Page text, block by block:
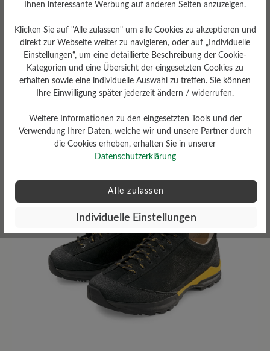
Sohlentyp
HikeTec Sohle aus PU,
Gummi, TPU und Nylon,
FIRMOFLEX im
Vorfußbereich
Bewertungen lesen
8 von 8 Bewertungen
Average rating of 4 out of 5 stars
4 von 5 Sternen
Perfekt (5)
Ihnen interessante Werbung auf anderen Seiten anzuzeigen.
Klicken Sie auf "Alle zulassen" um alle Cookies zu akzeptieren und
direkt zur Webseite weiter zu navigieren, oder auf „Individuelle
Einstellungen“, um eine detaillierte Beschreibung der Cookie-
Kategorien und eine Übersicht der eingesetzten Cookies zu
erhalten sowie eine individuelle Auswahl zu treffen. Sie können
Ihre Einwilligung später jederzeit ändern / widerrufen.
Weitere Informationen zu den eingesetzten Tools und der
Verwendung Ihrer Daten, welche wir und unsere Partner durch
die Cookies erheben, erhalten Sie in unserer
Datenschutzerklärung
Alle zulassen
Individuelle Einstellungen